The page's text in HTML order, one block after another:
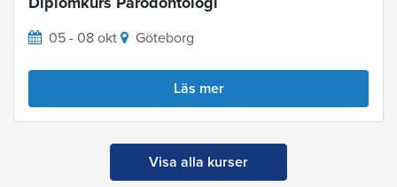
05 - 08 okt Göteborg
Läs mer
Visa alla kurser